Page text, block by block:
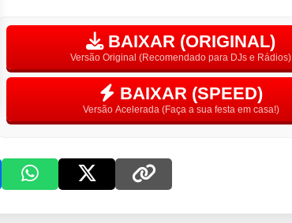
BAIXAR (ORIGINAL)
Versão Original (Recomendado para DJs e Rádios)
BAIXAR (SPEED)
Versão Acelerada (Faça a sua festa em casa!)